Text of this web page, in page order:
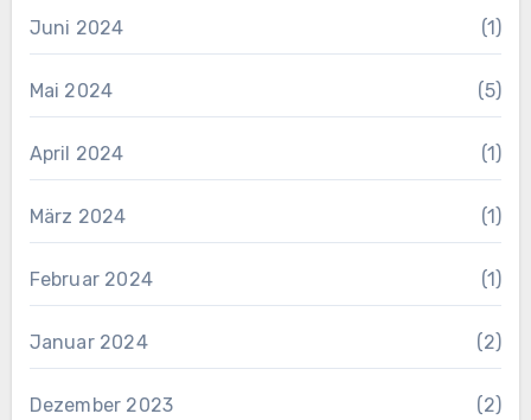
Juni 2024 (1)
Mai 2024 (5)
April 2024 (1)
März 2024 (1)
Februar 2024 (1)
Januar 2024 (2)
Dezember 2023 (2)